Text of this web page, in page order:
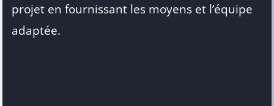
projet en fournissant les moyens et l’équipe
adaptée.